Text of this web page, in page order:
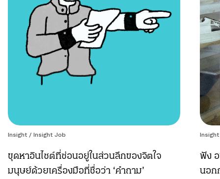
Insight / Insight Job
ขุดหาอินไซต์ที่ซ่อนอยู่ในส่วนลึกของจิตใจ
มนุษย์ด้วยเครื่องมือที่ชื่อว่า ‘คำถาม’
Insight
ฟัง
นอก